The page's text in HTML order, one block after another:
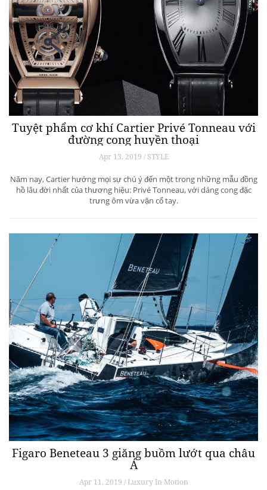
Tuyệt phẩm cơ khí Cartier Privé Tonneau với
đường cong huyền thoại
Apr 13, 2019 / STYLE
Năm nay, Cartier hướng mọi sự chú ý đến một trong những mẫu đồng
hồ lâu đời nhất của thương hiệu: Privé Tonneau, với dáng cong đặc
trưng ôm vừa vặn cổ tay.
Figaro Beneteau 3 giăng buồm lướt qua châu
Á
Apr 11, 2019 / Luxury In Motion